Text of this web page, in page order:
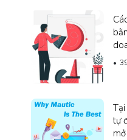
tự